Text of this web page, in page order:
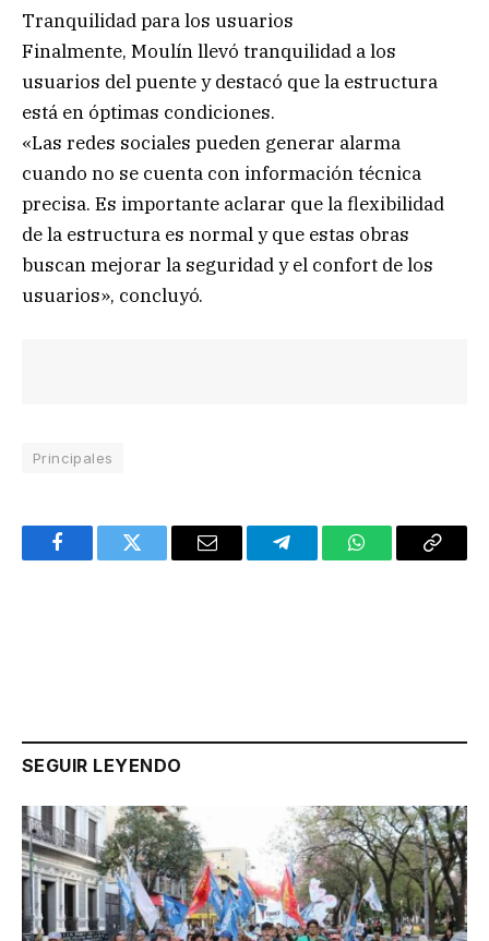
Tranquilidad para los usuarios
Finalmente, Moulín llevó tranquilidad a los
usuarios del puente y destacó que la estructura
está en óptimas condiciones.
«Las redes sociales pueden generar alarma
cuando no se cuenta con información técnica
precisa. Es importante aclarar que la flexibilidad
de la estructura es normal y que estas obras
buscan mejorar la seguridad y el confort de los
usuarios», concluyó.
Principales
FacebookTwitter Email TelegramWhatsAppCopy
SEGUIR LEYENDO